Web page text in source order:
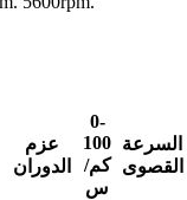
عزم
الدوران
0-
100
كم/
س
السرعة
القصوى